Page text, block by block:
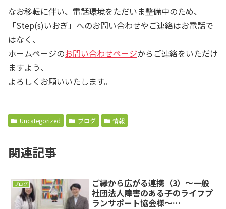
なお移転に伴い、電話環境をただいま整備中のため、
「Step(s)いおぎ」へのお問い合わせやご連絡はお電話で
はなく、
ホームページのお問い合わせページからご連絡をいただけ
ますよう、
よろしくお願いいたします。
Uncategorized ブログ 情報
関連記事
ブログ
ご縁から広がる連携（3）～一般
社団法人障害のある子のライフプ
ランサポート協会様～